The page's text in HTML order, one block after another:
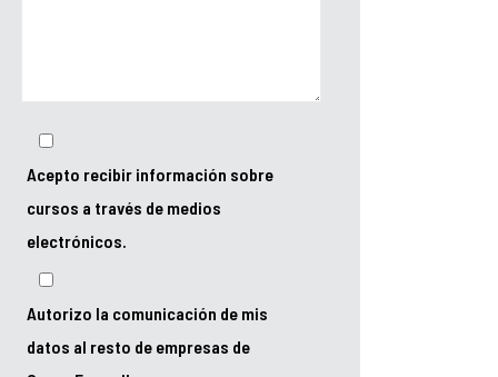
Acepto recibir información sobre
cursos a través de medios
electrónicos.
Autorizo la comunicación de mis
datos al resto de empresas de